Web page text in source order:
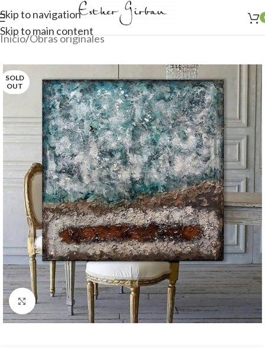
Skip to navigation
Skip to main content
Inicio/Obras originales
SOLD
OUT
Click to enlarge